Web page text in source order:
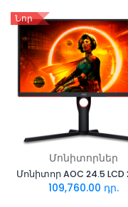
Նոր
Մոնիտորներ
109,760.00 դր.